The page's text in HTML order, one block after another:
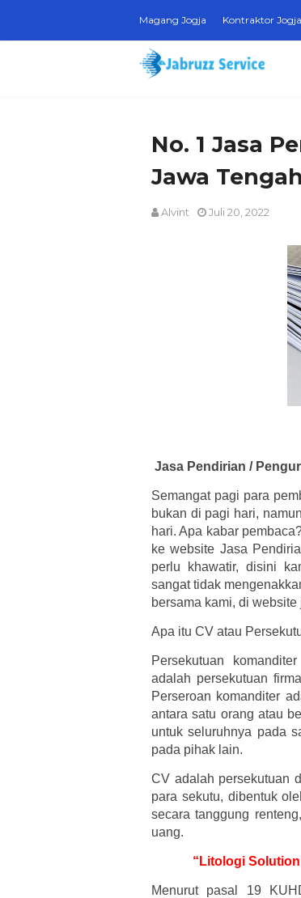
Magang Jogja Kontraktor Jogja
No. 1 Jasa
Jawa Tengah
Alvint Juli 20, 2022
Jasa Pendirian /
Semangat pagi para
bukan di pagi hari,
hari. Apa kabar
ke website Jasa
perlu khawatir, disini
sangat tidak
bersama kami, di
Apa itu CV atau
Persekutuan
adalah persekutuan
Perseroan komanditer
antara satu orang atau
untuk seluruhnya pada
pada pihak lain.
CV adalah persekutuan
para sekutu, dibentuk
secara tanggung
uang.
“Litologi
Menurut pasal 19